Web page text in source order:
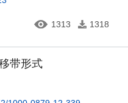
1313 1318
带形式